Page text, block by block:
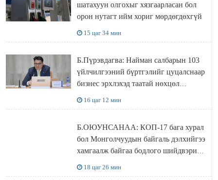
шатахуун олгохыг хязгаарласан бол
орон нутагт ийм хориг мөрдөгдөхгүй
15 цаг 34 мин
Б.Пүрэвдагва: Найман салбарын 103
үйлчилгээний бүртгэлийг цуцалснаар
бизнес эрхлэхэд таатай нөхцөл
16 цаг 12 мин
Б.ОЮУНСАНАА: КОП-17 бага хурал
бол Монголчуудын байгаль дэлхийгээ
хамгаалж байгаа бодлого шийдвэрийг
18 цаг 26 мин